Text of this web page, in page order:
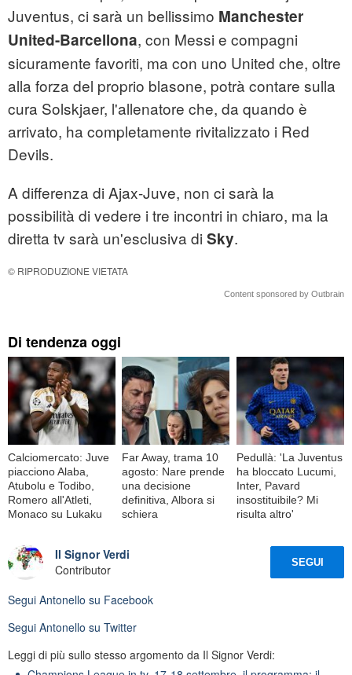
Juventus, ci sarà un bellissimo Manchester
United-Barcellona, con Messi e compagni
sicuramente favoriti, ma con uno United che, oltre
alla forza del proprio blasone, potrà contare sulla
cura Solskjaer, l'allenatore che, da quando è
arrivato, ha completamente rivitalizzato i Red
Devils.
A differenza di Ajax-Juve, non ci sarà la
possibilità di vedere i tre incontri in chiaro, ma la
diretta tv sarà un'esclusiva di Sky.
© RIPRODUZIONE VIETATA
Content sponsored by Outbrain
Di tendenza oggi
Calciomercato: Juve
piacciono Alaba,
Atubolu e Todibo,
Romero all'Atleti,
Monaco su Lukaku
Far Away, trama 10
agosto: Nare prende
una decisione
definitiva, Albora si
schiera
Pedullà: 'La Juventus
ha bloccato Lucumi,
Inter, Pavard
insostituibile? Mi
risulta altro'
Il Signor Verdi
Contributor
SEGUI
Segui Antonello su Facebook
Segui Antonello su Twitter
Leggi di più sullo stesso argomento da Il Signor Verdi: